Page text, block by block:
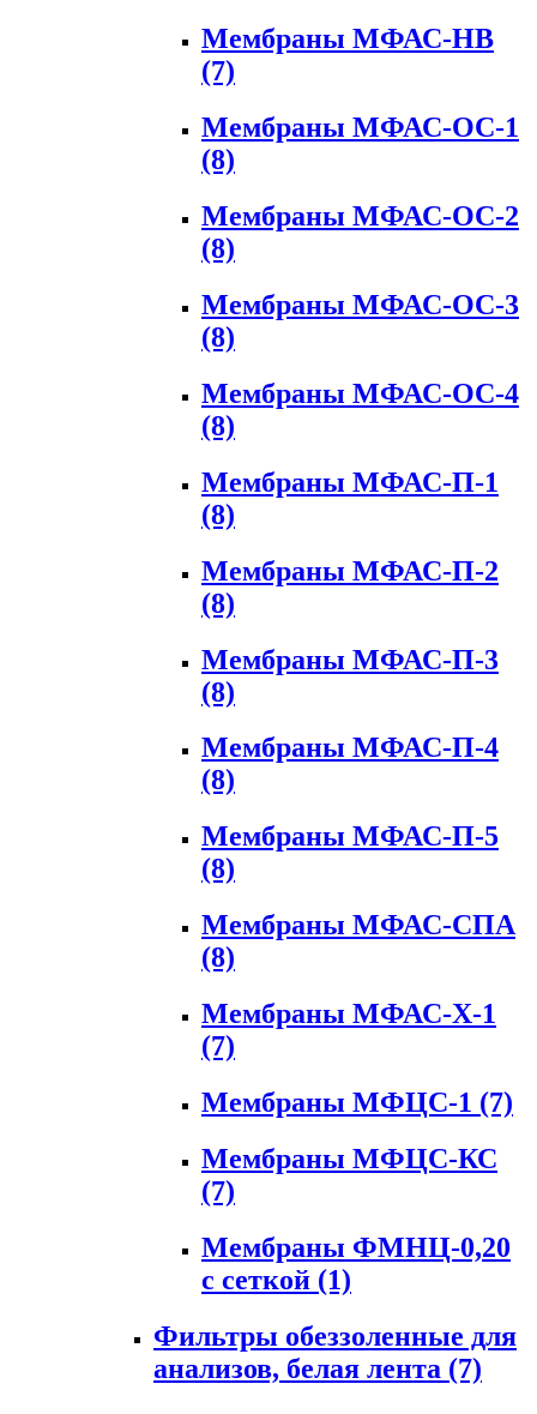
Мембраны МФАС-НВ
(7)
Мембраны МФАС-ОС-1
(8)
Мембраны МФАС-ОС-2
(8)
Мембраны МФАС-ОС-3
(8)
Мембраны МФАС-ОС-4
(8)
Мембраны МФАС-П-1
(8)
Мембраны МФАС-П-2
(8)
Мембраны МФАС-П-3
(8)
Мембраны МФАС-П-4
(8)
Мембраны МФАС-П-5
(8)
Мембраны МФАС-СПА
(8)
Мембраны МФАС-Х-1
(7)
Мембраны МФЦС-1 (7)
Мембраны МФЦС-КС
(7)
Мембраны ФМНЦ-0,20
с сеткой (1)
Фильтры обеззоленные для
анализов, белая лента (7)